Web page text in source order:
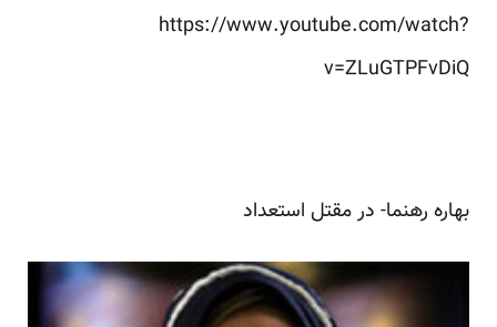
https://www.youtube.com/watch?
v=ZLuGTPFvDiQ
بهاره رهنما- در مقتل استعداد